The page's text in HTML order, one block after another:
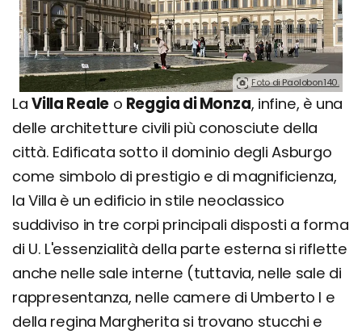
Foto di Paolobon140.
La Villa Reale o Reggia di Monza, infine, è una
delle architetture civili più conosciute della
città. Edificata sotto il dominio degli Asburgo
come simbolo di prestigio e di magnificienza,
la Villa è un edificio in stile neoclassico
suddiviso in tre corpi principali disposti a forma
di U. L'essenzialità della parte esterna si riflette
anche nelle sale interne (tuttavia, nelle sale di
rappresentanza, nelle camere di Umberto I e
della regina Margherita si trovano stucchi e